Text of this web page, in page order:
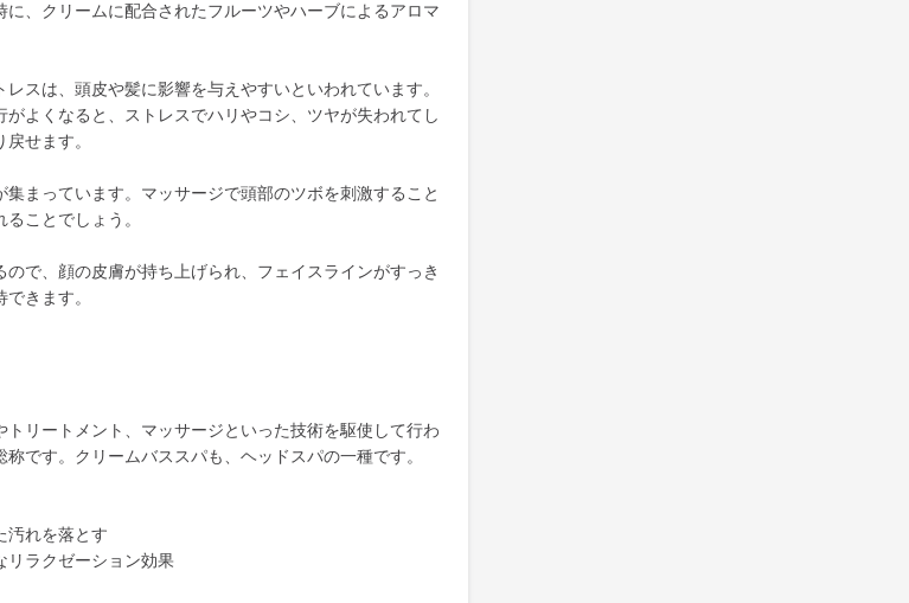
、クリームに配合されたフルーツやハーブによるアロマ
スは、頭皮や髪に影響を与えやすいといわれています。
がよくなると、ストレスでハリやコシ、ツヤが失われてし
せます。
集まっています。マッサージで頭部のツボを刺激すること
ことでしょう。
で、顔の皮膚が持ち上げられ、フェイスラインがすっき
きます。
リートメント、マッサージといった技術を駆使して行わ
です。クリームバススパも、ヘッドスパの一種です。
汚れを落とす
リラクゼーション効果